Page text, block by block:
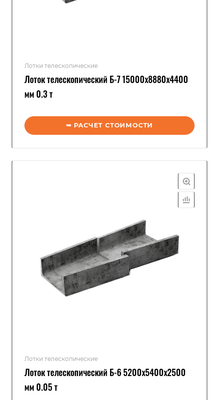
Лотки телескопические
Лоток телескопический Б-7 15000x8880x4400
мм 0.3 т
➥ РАСЧЕТ СТОИМОСТИ
Лотки телескопические
Лоток телескопический Б-6 5200x5400x2500
мм 0.05 т